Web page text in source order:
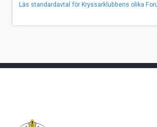
Läs standardavtal för Kryssarklubbens olika